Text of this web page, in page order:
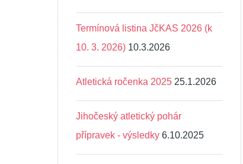
Termínová listina JčKAS 2026 (k
10. 3. 2026) 10.3.2026
Atletická ročenka 2025 25.1.2026
Jihočeský atletický pohár
přípravek - výsledky 6.10.2025